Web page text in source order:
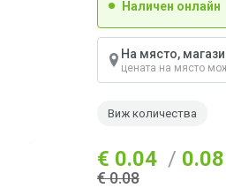
Наличен онлайн
На място,
цената на място
Виж количества
€ 0.04 /
€ 0.08